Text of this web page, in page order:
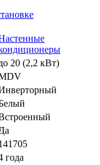
20 (2,2 кВт)
года